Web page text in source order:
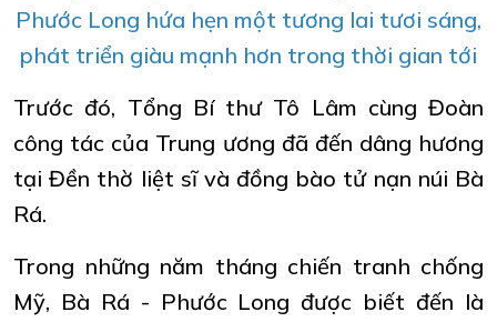
Phước Long hứa hẹn một tương lai tươi sáng,
phát triển giàu mạnh hơn trong thời gian tới
Trước đó, Tổng Bí thư Tô Lâm cùng Đoàn
công tác của Trung ương đã đến dâng hương
tại Đền thờ liệt sĩ và đồng bào tử nạn núi Bà
Rá.
Trong những năm tháng chiến tranh chống
Mỹ, Bà Rá - Phước Long được biết đến là